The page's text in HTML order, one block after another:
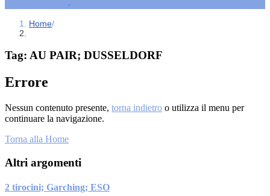
Home/
Tag: AU PAIR; DUSSELDORF
Errore
Nessun contenuto presente, torna indietro o utilizza il menu per
continuare la navigazione.
Torna alla Home
Altri argomenti
2 tirocini; Garching; ESO